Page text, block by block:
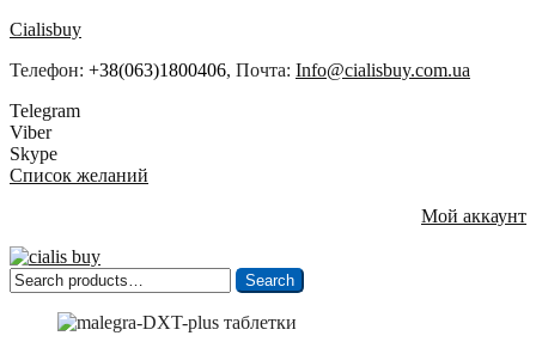
Cialisbuy
Телефон: +38(063)1800406, Почта: Info@cialisbuy.com.ua
Telegram
Viber
Skype
Список желаний
Мой аккаунт
Search
for:
Search